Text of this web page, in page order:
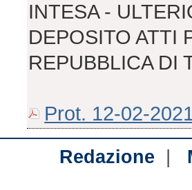
INTESA -
DEPOSITO ATTI
REPUBBLICA DI
Prot. 12-02-
Redazione |